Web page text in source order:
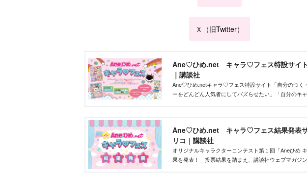
Ｘ（旧Twitter）
Ane♡ひめ.net キャラ♡フェス特設サイト
｜講談社
Ane♡ひめ.netキャラ♡フェス特設サイト「自分のつく
ーをどんどん人気者にしてバズらせたい」「自分のキ
Ane♡ひめ.net キャラ♡フェス結果発表サ
リコ｜講談社
オリジナルキャラクターコンテスト第１回「Aneひめ
果を発表！ 投票結果を踏まえ、講談社ウェブマガジ